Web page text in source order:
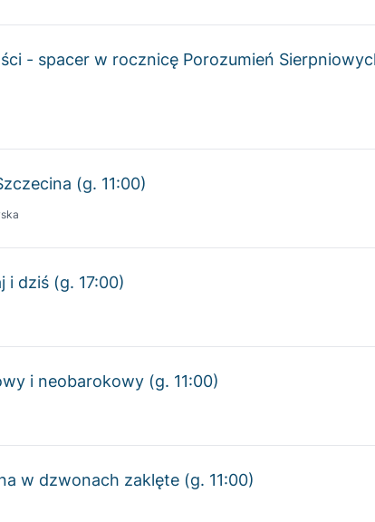
(g. 11:00)
dziś (g. 17:00)
i neobarokowy (g. 11:00)
w dzwonach zaklęte (g. 11:00)
i ich tajemnice (g. 11:00)